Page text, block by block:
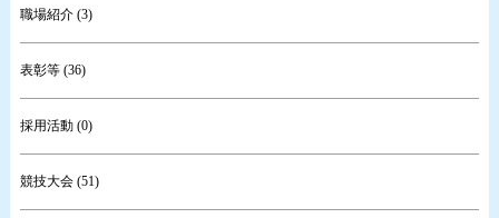
職場紹介 (3)
表彰等 (36)
採用活動 (0)
競技大会 (51)